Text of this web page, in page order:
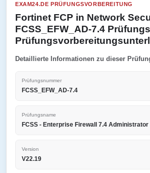
EXAM24.DE PRÜFUNGSVORBEREITUNG
Fortinet FCP in Network
FCSS_EFW_AD-7.4
Detaillierte Informationen zu dieser
Prüfungsnummer
FCSS_EFW_AD-7.4
Prüfungsname
FCSS - Enterprise Firewall 7.4 Administrator
Version
V22.19